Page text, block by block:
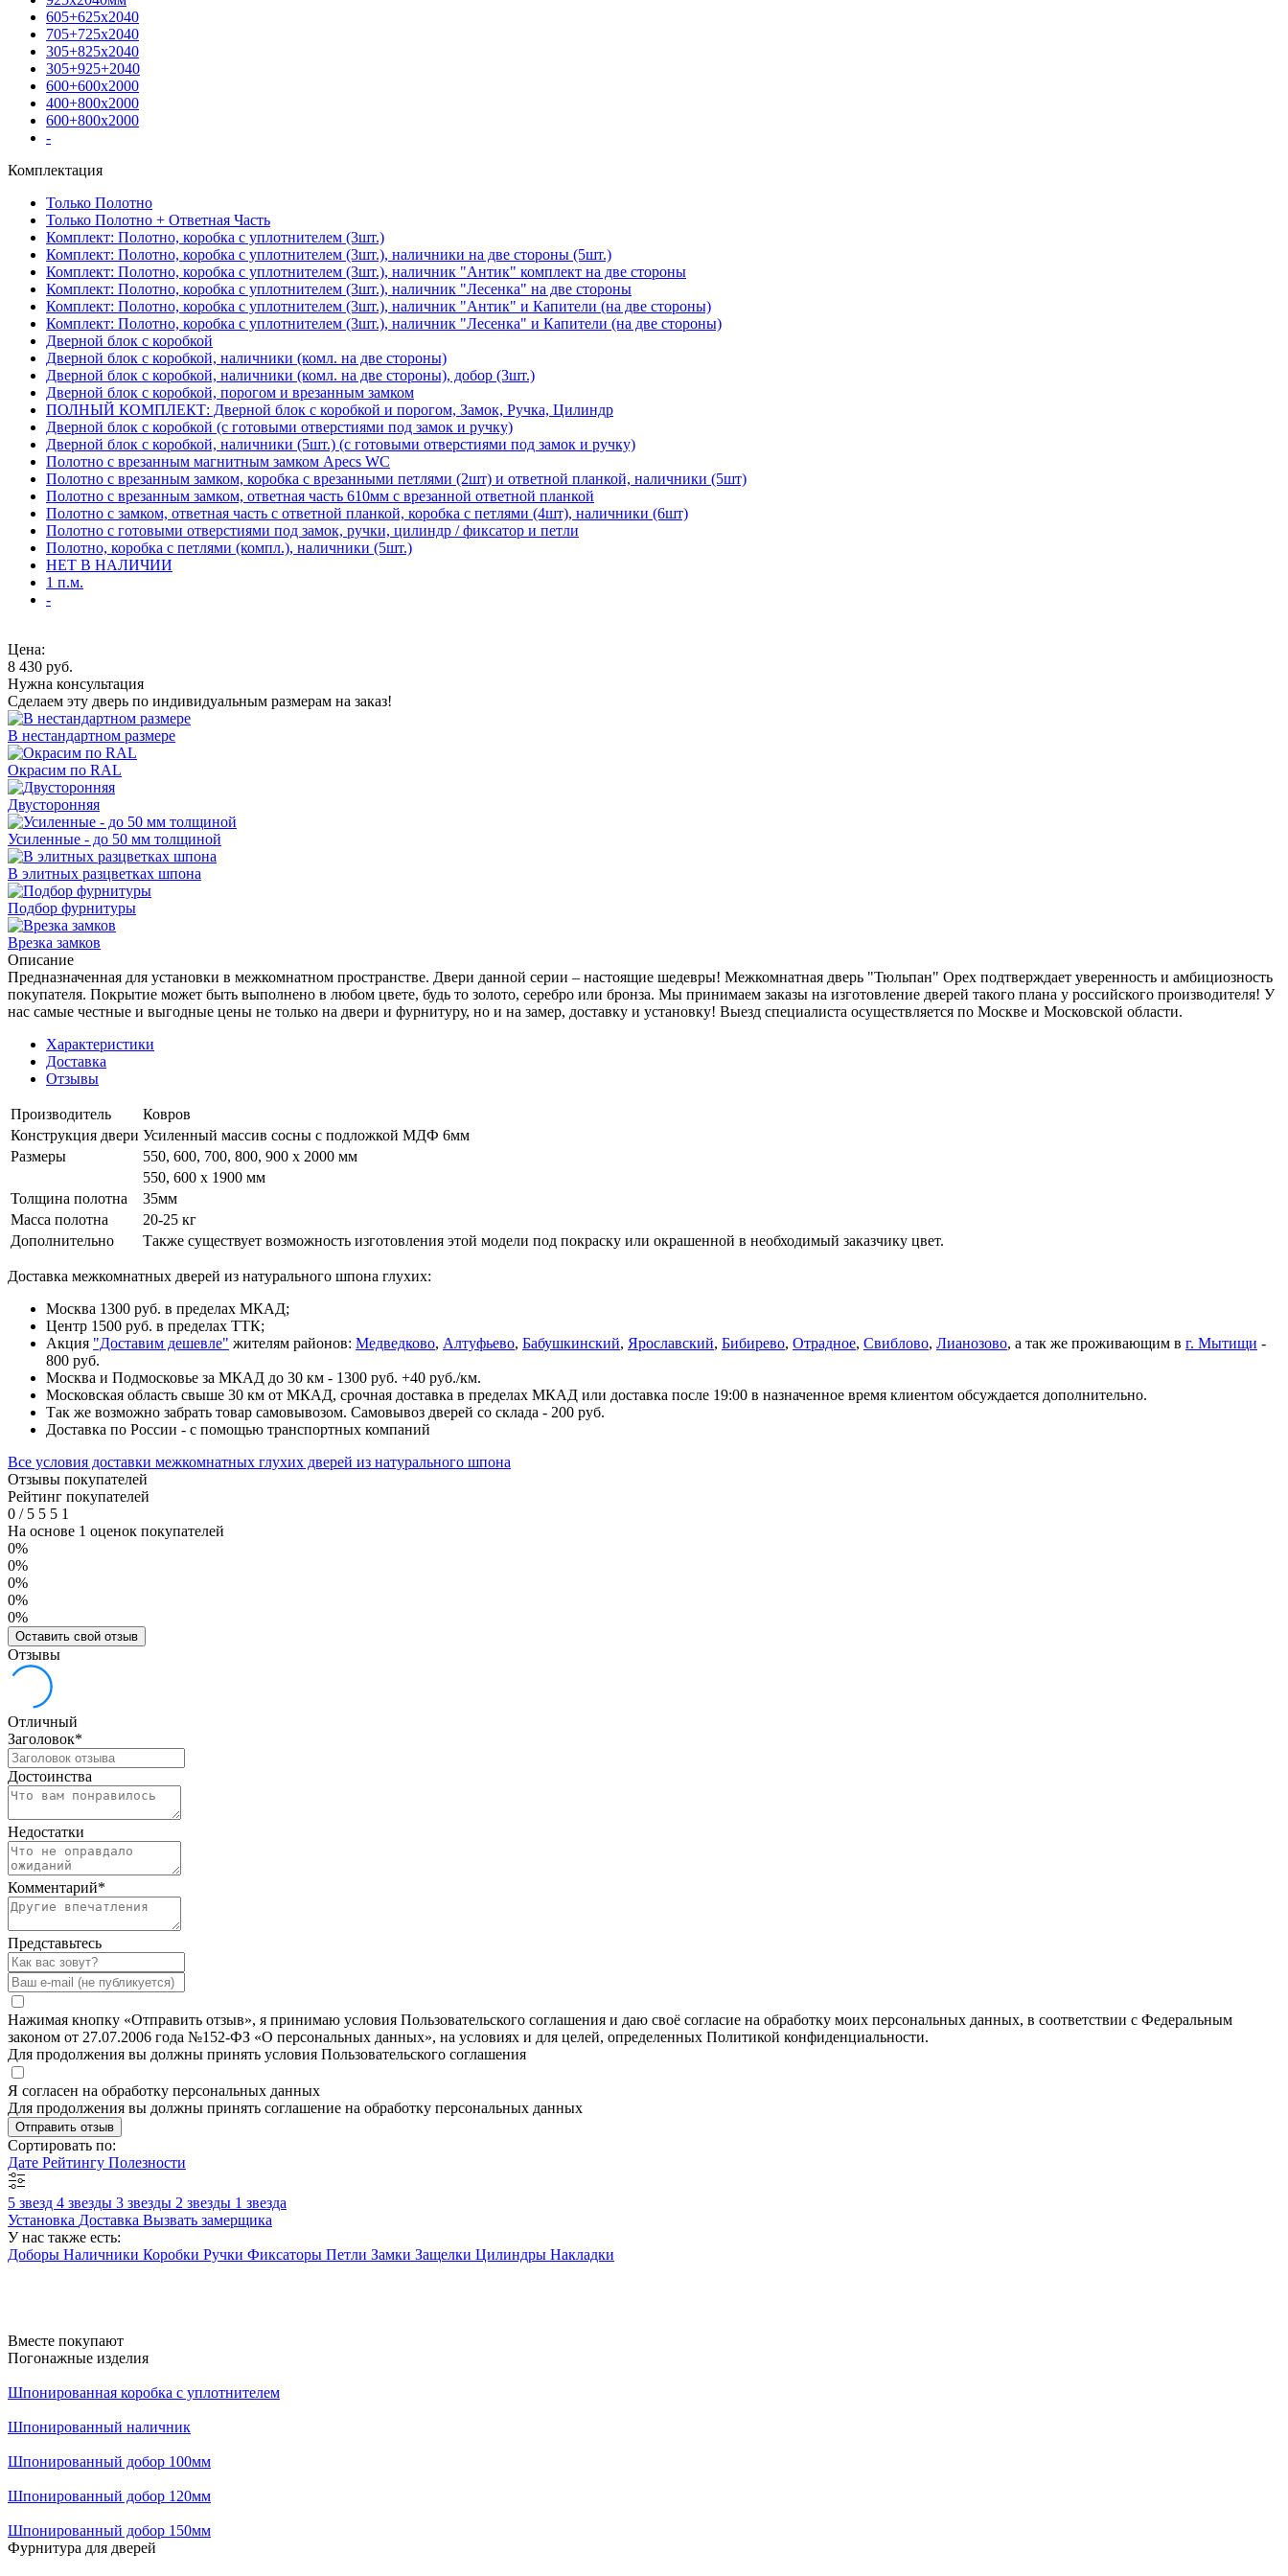
605+625х2040
705+725х2040
305+825х2040
305+925+2040
600+600х2000
400+800х2000
600+800х2000
-
Комплектация
Только Полотно
Только Полотно + Ответная Часть
Комплект: Полотно, коробка с уплотнителем (3шт.)
Комплект: Полотно, коробка с уплотнителем (3шт.), наличники на две стороны (5шт.)
Комплект: Полотно, коробка с уплотнителем (3шт.), наличник "Антик" комплект на две стороны
Комплект: Полотно, коробка с уплотнителем (3шт.), наличник "Лесенка" на две стороны
Комплект: Полотно, коробка с уплотнителем (3шт.), наличник "Антик" и Капители (на две стороны)
Комплект: Полотно, коробка с уплотнителем (3шт.), наличник "Лесенка" и Капители (на две стороны)
Дверной блок с коробкой
Дверной блок с коробкой, наличники (комл. на две стороны)
Дверной блок с коробкой, наличники (комл. на две стороны), добор (3шт.)
Дверной блок с коробкой, порогом и врезанным замком
ПОЛНЫЙ КОМПЛЕКТ: Дверной блок с коробкой и порогом, Замок, Ручка, Цилиндр
Дверной блок с коробкой (с готовыми отверстиями под замок и ручку)
Дверной блок с коробкой, наличники (5шт.) (с готовыми отверстиями под замок и ручку)
Полотно с врезанным магнитным замком Apecs WC
Полотно с врезанным замком, коробка с врезанными петлями (2шт) и ответной планкой, наличники (5шт)
Полотно с врезанным замком, ответная часть 610мм с врезанной ответной планкой
Полотно с замком, ответная часть с ответной планкой, коробка с петлями (4шт), наличники (6шт)
Полотно с готовыми отверстиями под замок, ручки, цилиндр / фиксатор и петли
Полотно, коробка с петлями (компл.), наличники (5шт.)
НЕТ В НАЛИЧИИ
1 п.м.
-
Цена:
8 430 руб.
Нужна консультация
Сделаем эту дверь по индивидуальным размерам на заказ!
В нестандартном размере
Окрасим по RAL
Двусторонняя
Усиленные - до 50 мм толщиной
В элитных разцветках шпона
Подбор фурнитуры
Врезка замков
Описание
Предназначенная для установки в межкомнатном пространстве. Двери данной серии – настоящие шедевры! Межкомнатная дверь "Тюльпан" Орех подтверждает уверенность и амбициозность
покупателя. Покрытие может быть выполнено в любом цвете, будь то золото, серебро или бронза. Мы принимаем заказы на изготовление дверей такого плана у российского производителя! У
нас самые честные и выгодные цены не только на двери и фурнитуру, но и на замер, доставку и установку! Выезд специалиста осуществляется по Москве и Московской области.
Характеристики
Доставка
Отзывы
Производитель
Ковров
Конструкция двери Усиленный массив сосны с подложкой МДФ 6мм
Размеры
550, 600, 700, 800, 900 x 2000 мм
550, 600 х 1900 мм
Толщина полотна
35мм
Масса полотна
20-25 кг
Дополнительно
Также существует возможность изготовления этой модели под покраску или окрашенной в необходимый заказчику цвет.
Доставка межкомнатных дверей из натурального шпона глухих:
Москва 1300 руб. в пределах МКАД;
Центр 1500 руб. в пределах ТТК;
Акция "Доставим дешевле" жителям районов: Медведково, Алтуфьево, Бабушкинский, Ярославский, Бибирево, Отрадное, Свиблово, Лианозово, а так же проживающим в г. Мытищи -
800 руб.
Москва и Подмосковье за МКАД до 30 км - 1300 руб. +40 руб./км.
Московская область свыше 30 км от МКАД, срочная доставка в пределах МКАД или доставка после 19:00 в назначенное время клиентом обсуждается дополнительно.
Так же возможно забрать товар самовывозом. Самовывоз дверей со склада - 200 руб.
Доставка по России - с помощью транспортных компаний
Все условия доставки межкомнатных глухих дверей из натурального шпона
Отзывы покупателей
Рейтинг покупателей
0 /5 5 5 1
На основе 1 оценок покупателей
0%
0%
0%
0%
0%
Оставить свой отзыв
Отзывы
Отличный
Заголовок*
Достоинства
Недостатки
Комментарий*
Представьтесь
Нажимая кнопку «Отправить отзыв», я принимаю условия Пользовательского соглашения и даю своё согласие на обработку моих персональных данных, в соответствии с Федеральным
законом от 27.07.2006 года №152-ФЗ «О персональных данных», на условиях и для целей, определенных Политикой конфиденциальности.
Для продолжения вы должны принять условия Пользовательского соглашения
Я согласен на обработку персональных данных
Для продолжения вы должны принять соглашение на обработку персональных данных
Отправить отзыв
Сортировать по:
Дате Рейтингу Полезности
5 звезд 4 звезды 3 звезды 2 звезды 1 звезда
Установка Доставка Вызвать замерщика
У нас также есть:
Доборы Наличники Коробки Ручки Фиксаторы Петли Замки Защелки Цилиндры Накладки
Вместе покупают
Погонажные изделия
Шпонированная коробка с уплотнителем
Шпонированный наличник
Шпонированный добор 100мм
Шпонированный добор 120мм
Шпонированный добор 150мм
Фурнитура для дверей